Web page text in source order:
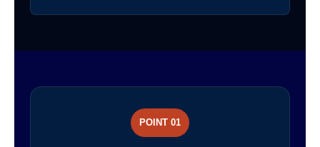
POINT 01